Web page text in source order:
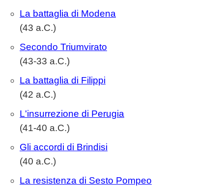
La battaglia di Modena
(43 a.C.)
Secondo Triumvirato
(43-33 a.C.)
La battaglia di Filippi
(42 a.C.)
L'insurrezione di Perugia
(41-40 a.C.)
Gli accordi di Brindisi
(40 a.C.)
La resistenza di Sesto Pompeo